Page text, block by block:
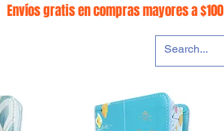
Envíos gratis en compras mayores a $100